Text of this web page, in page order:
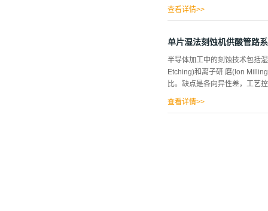
要供应给以下的工艺步...
机物等，还可以去除小颗粒等
可将金属氧化后溶于清洗液中
特别严重时，难以去除干净。
Ni等金属，也可以去除自然氧
查看详情>>
单片湿法刻蚀机供酸管路
半导体加工中的刻蚀技术包括
Etching)和离子研 磨(Ion
比。缺点是各向异性差，工艺
查看详情>>